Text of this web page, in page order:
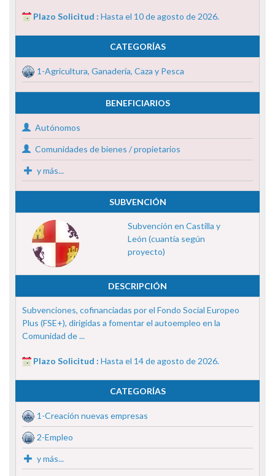
Plazo Solicitud : Hasta el 10 de agosto de 2026.
CATEGORÍAS
1-Agricultura, Ganadería, Caza y Pesca
BENEFICIARIOS
Autónomos
Comunidades de bienes / propietarios
y más...
SUBVENCIÓN
Subvención en Castilla y
León (cuantía según
proyecto)
DESCRIPCIÓN
Subvenciones, cofinanciadas por el Fondo Social Europeo
Plus (FSE+), dirigidas a fomentar el autoempleo en la
Comunidad de ...
Plazo Solicitud : Hasta el 14 de agosto de 2026.
CATEGORÍAS
1-Creación nuevas empresas
2-Empleo
y más...